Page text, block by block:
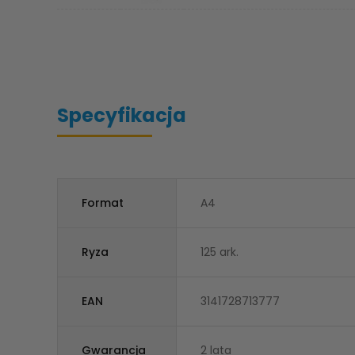
Specyfikacja
Format A4
Ryza 125 ark.
EAN 3141728713777
Gwarancja 2 lata